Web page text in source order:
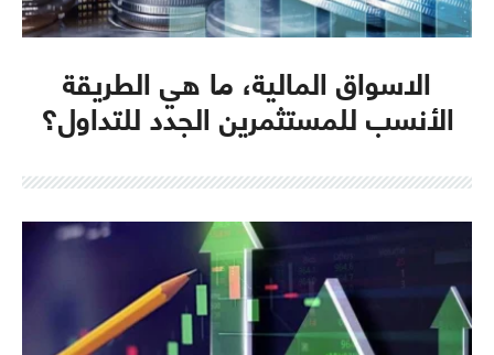
الاسواق المالية، ما هي الطريقة
الأنسب للمستثمرين الجدد للتداول؟